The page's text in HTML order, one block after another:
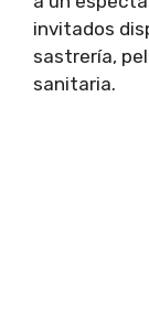
invitados
sastrería,
sanitaria.